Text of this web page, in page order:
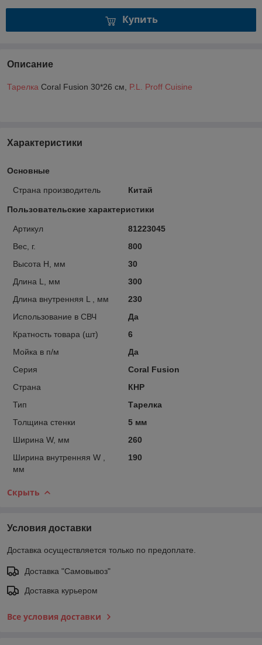
Купить
Описание
Тарелка Coral Fusion 30*26 см, P.L. Proff Cuisine
Характеристики
Основные
Страна производитель Китай
Пользовательские характеристики
Артикул
81223045
Вес, г.
800
Высота H, мм
30
Длина L, мм
300
Длина внутренняя L , мм
230
Использование в СВЧ
Да
Кратность товара (шт)
6
Мойка в п/м
Да
Серия
Coral Fusion
Страна
КНР
Тип
Тарелка
Толщина стенки
5 мм
Ширина W, мм
260
Ширина внутренняя W ,
мм
190
Скрыть
Условия доставки
Доставка осуществляется только по предоплате.
Доставка "Самовывоз"
Доставка курьером
Все условия доставки